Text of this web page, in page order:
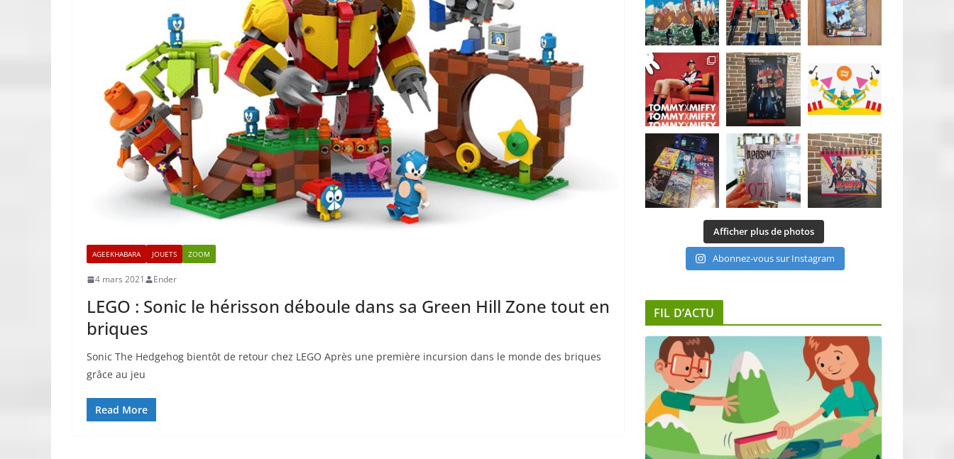
AGEEKHABARA JOUETS ZOOM
4 mars 2021 Ender
LEGO : Sonic le hérisson déboule dans sa Green Hill Zone tout en
briques
Sonic The Hedgehog bientôt de retour chez LEGO Après une première incursion dans le monde des briques
grâce au jeu
Read More
Afficher plus de photos
Abonnez-vous sur Instagram
FIL D’ACTU